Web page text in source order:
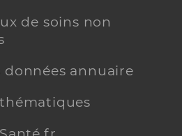
de soins non
données annuaire
thématiques